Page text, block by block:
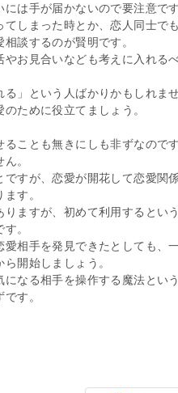
は手が届かないので要注意です
しまった時とか、恋人同士で
談するのが賢明です。
お見合いなども考えに入れる
る」という人ばかりかもしれま
ために役立てましょう。
ことも無きにしも非ずなので
。
すが、恋愛が開花して恋愛関
す。
ますが、初めて利用するとい
。
相手を発見できたとしても、
開始しましょう。
なる相手を操作する魔法とい
す。